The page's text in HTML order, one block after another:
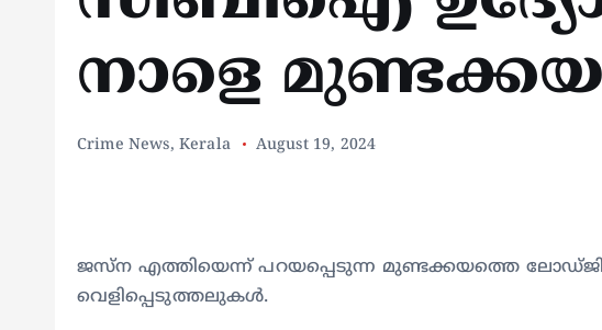
നാളെ
Crime News, Kerala August 19, 2024
ജസ്ന എത്തിയെന്ന് പറയപ്പെടുന്ന മുണ്ടക്കയത്തെ
വെളിപ്പെടുത്തലുകൾ.